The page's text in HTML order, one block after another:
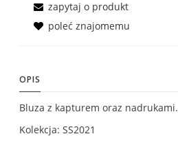
zapytaj o produkt
poleć znajomemu
OPIS
Bluza z kapturem oraz nadrukami.
Kolekcja: SS2021